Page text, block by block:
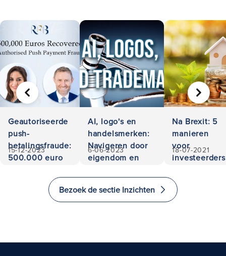
Geautoriseerde
push-
betalingsfraude:
500.000 euro
15-12-2023
AI, logo's en
handelsmerken:
Navigeren door
eigendom en
6-06-2023
Na Brexit: 5
manieren
voor
investeerders
investeren
en emigreren
18-07-2021
VORIGE
Bezoek de sectie Inzichten